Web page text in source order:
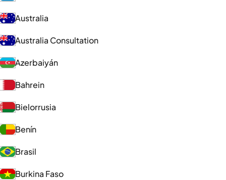
Australia
Australia Consultation
Azerbaiyán
Bahrein
Bielorrusia
Benín
Brasil
Burkina Faso